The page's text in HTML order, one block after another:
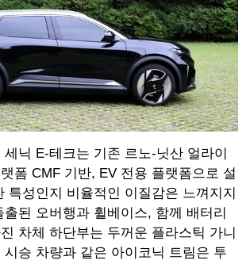
닉 E-테크는 기존 르노-닛산 얼라이
폼 CMF 기반, EV 전용 플랫폼으로 설
특성인지 비율적인 이질감은 느껴지지
된 오버행과 휠베이스, 함께 배터리
차체 하단부는 두꺼운 플라스틱 가니
승 차량과 같은 아이코닉 트림은 투